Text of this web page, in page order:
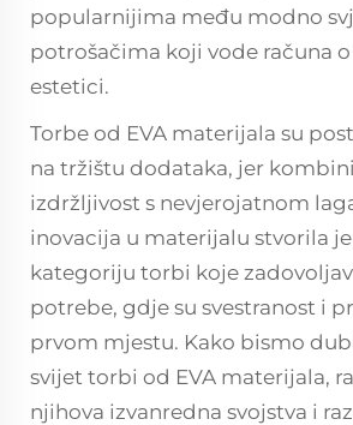
popularnijima među modno
potrošačima koji vode računa
estetici.
Torbe od EVA materijala su
na tržištu dodataka, jer
izdržljivost s nevjerojatnom
inovacija u materijalu stvorila
kategoriju torbi koje
potrebe, gdje su svestranost i
prvom mjestu. Kako bismo
svijet torbi od EVA materijala,
njihova izvanredna svojstva i